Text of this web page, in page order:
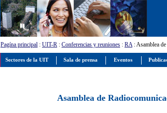
Pagína principal : UIT-R : Conferencias y reuniones : RA: Asamblea
Asamblea de
Sectores de la UIT Sala de prensa Eventos